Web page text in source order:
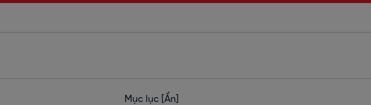
Mục lục [Ẩn]